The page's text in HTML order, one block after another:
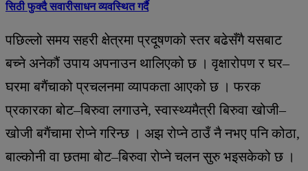
सिठी फुक्दै सवारीसाधन व्यवस्थित गर्दै
पछिल्लो समय सहरी क्षेत्रमा प्रदूषणको स्तर बढेसँगै यसबाट
बच्ने अनेकौं उपाय अपनाउन थालिएको छ । वृक्षारोपण र घर–
घरमा बगैंचाको प्रचलनमा व्यापकता आएको छ । फरक
प्रकारका बोट–बिरुवा लगाउने, स्वास्थ्यमैत्री बिरुवा खोजी–
खोजी बगैंचामा रोप्ने गरिन्छ । अझ रोप्ने ठाउँ नै नभए पनि कोठा,
बाल्कोनी वा छतमा बोट–बिरुवा रोप्ने चलन सुरु भइसकेको छ ।